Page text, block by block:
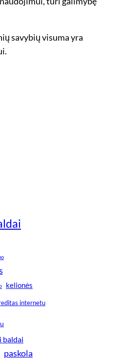
savybių visuma yra
kelionės
internetu
baldai
paskola